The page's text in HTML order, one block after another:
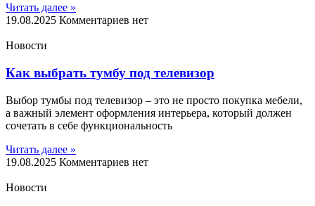
Читать далее »
19.08.2025 Комментариев нет
Новости
Как выбрать тумбу под телевизор
Выбор тумбы под телевизор – это не просто покупка мебели,
а важный элемент оформления интерьера, который должен
сочетать в себе функциональность
Читать далее »
19.08.2025 Комментариев нет
Новости